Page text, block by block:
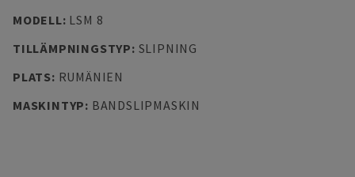
MODELL: LSM 8
TILLÄMPNINGSTYP: SLIPNING
PLATS: RUMÄNIEN
MASKINTYP: BANDSLIPMASKIN